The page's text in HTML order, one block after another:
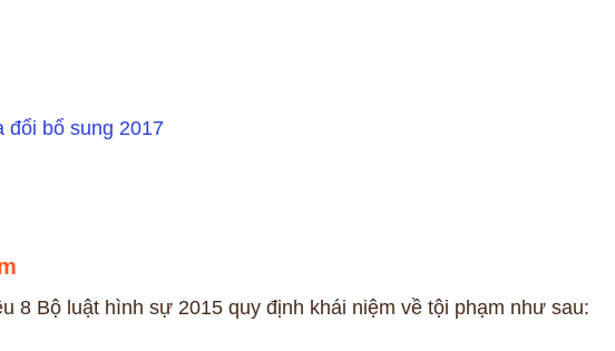
đổi bổ sung 2017
8 Bộ luật hình sự 2015 quy định khái niệm về tội phạm như sau: